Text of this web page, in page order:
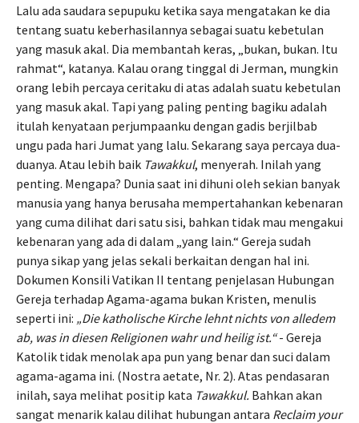
Lalu ada saudara sepupuku ketika saya mengatakan ke dia
tentang suatu keberhasilannya sebagai suatu kebetulan
yang masuk akal. Dia membantah keras, „bukan, bukan. Itu
rahmat“, katanya. Kalau orang tinggal di Jerman, mungkin
orang lebih percaya ceritaku di atas adalah suatu kebetulan
yang masuk akal. Tapi yang paling penting bagiku adalah
itulah kenyataan perjumpaanku dengan gadis berjilbab
ungu pada hari Jumat yang lalu. Sekarang saya percaya dua-
duanya. Atau lebih baik Tawakkul, menyerah. Inilah yang
penting. Mengapa? Dunia saat ini dihuni oleh sekian banyak
manusia yang hanya berusaha mempertahankan kebenaran
yang cuma dilihat dari satu sisi, bahkan tidak mau mengakui
kebenaran yang ada di dalam „yang lain.“ Gereja sudah
punya sikap yang jelas sekali berkaitan dengan hal ini.
Dokumen Konsili Vatikan II tentang penjelasan Hubungan
Gereja terhadap Agama-agama bukan Kristen, menulis
seperti ini: „Die katholische Kirche lehnt nichts von alledem
ab, was in diesen Religionen wahr und heilig ist.“- Gereja
Katolik tidak menolak apa pun yang benar dan suci dalam
agama-agama ini. (Nostra aetate, Nr. 2). Atas pendasaran
inilah, saya melihat positip kata Tawakkul. Bahkan akan
sangat menarik kalau dilihat hubungan antara Reclaim your